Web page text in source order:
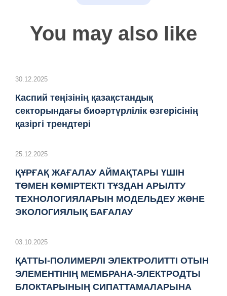
You may also like
30.12.2025
Каспий теңізінің қазақстандық
секторындағы биоәртүрлілік өзгерісінің
қазіргі трендтері
25.12.2025
ҚҰРҒАҚ ЖАҒАЛАУ АЙМАҚТАРЫ ҮШІН
ТӨМЕН КӨМІРТЕКТІ ТҰЗДАН АРЫЛТУ
ТЕХНОЛОГИЯЛАРЫН МОДЕЛЬДЕУ ЖӘНЕ
ЭКОЛОГИЯЛЫҚ БАҒАЛАУ
03.10.2025
ҚАТТЫ-ПОЛИМЕРЛІ ЭЛЕКТРОЛИТТІ ОТЫН
ЭЛЕМЕНТІНІҢ МЕМБРАНА-ЭЛЕКТРОДТЫ
БЛОКТАРЫНЫҢ СИПАТТАМАЛАРЫНА